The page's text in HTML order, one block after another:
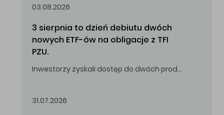
03.08.2026
3 sierpnia to dzień debiutu dwóch
nowych ETF-ów na obligacje z TFI
PZU.
Inwestorzy zyskali dostęp do dwóch produktów umożliwiających inwestowanie w obligacje skarbowe.
31.07.2026